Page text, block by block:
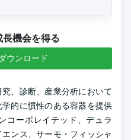
機会を得る
ウンロード
究、診断、産業分析において
的に慣性のある容器を提供
コーポレイテッド、デュラ
ンス、サーモ・フィッシャ